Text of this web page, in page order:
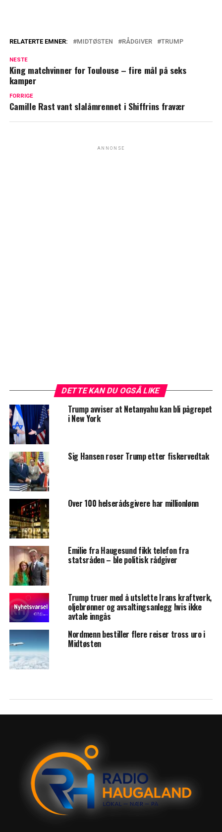
RELATERTE EMNER: MIDTØSTEN RÅDGIVER TRUMP
NESTE
King matchvinner for Toulouse – fire mål på seks
kamper
FORRIGE
Camille Rast vant slalåmrennet i Shiffrins fravær
ANNONSE
DETTE KAN DU OGSÅ LIKE
Trump avviser at Netanyahu kan bli pågrepet
i New York
Sig Hansen roser Trump etter fiskervedtak
Over 100 helserådsgivere har millionlønn
Emilie fra Haugesund fikk telefon fra
statsråden – ble politisk rådgiver
Trump truer med å utslette Irans kraftverk,
oljebrønner og avsaltingsanlegg hvis ikke
avtale inngås
Nordmenn bestiller flere reiser tross uro i
Midtøsten